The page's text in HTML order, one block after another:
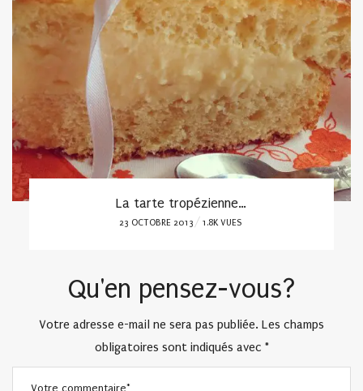
La tarte au citron meringuée
POSTED
24 MAI 2013 1.6K VUES
Qu'en pensez-vous?
Votre adresse e-mail ne sera pas publiée. Les champs
obligatoires sont indiqués avec *